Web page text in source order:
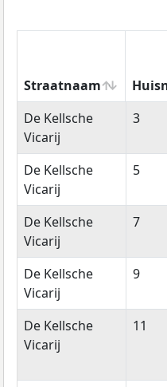
Straatnaam
Straatnaam
De Kellsche
Vicarij
3
De Kellsche
Vicarij
5
De Kellsche
Vicarij
7
De Kellsche
Vicarij
9
De Kellsche
Vicarij
11